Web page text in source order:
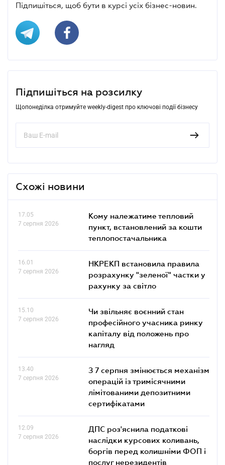
Підпишіться, щоб бути в курсі усіх бізнес-новин.
Підпишіться на розсилку
Щопонеділка отримуйте weekly-digest про ключові події бізнесу
Схожі новини
17.05
7 серпня 2026
Кому належатиме тепловий
пункт, встановлений за кошти
теплопостачальника
16.01
7 серпня 2026
НКРЕКП встановила правила
розрахунку "зеленої" частки у
рахунку за світло
15.10
7 серпня 2026
Чи звільняє воєнний стан
професійного учасника ринку
капіталу від положень про
нагляд
13.40
7 серпня 2026
З 7 серпня змінюється механізм
операцій із тримісячними
лімітованими депозитними
сертифікатами
12.09
7 серпня 2026
ДПС роз'яснила податкові
наслідки курсових коливань,
боргів перед колишніми ФОП і
послуг нерезидентів